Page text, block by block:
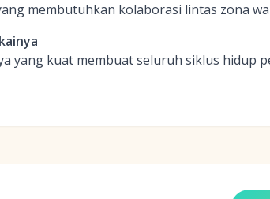
membutuhkan kolaborasi lintas zona
yang kuat membuat seluruh siklus hidup